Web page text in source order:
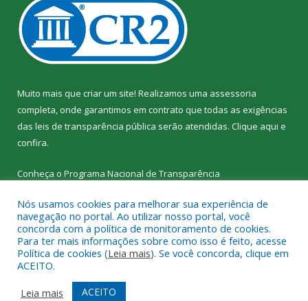
Muito mais que criar um site! Realizamos uma assessoria
completa, onde garantimos em contrato que todas as exigências
das leis de transparência pública serão atendidas. Clique aqui e
confira.
Conheça o Programa Nacional de Transparência
Todos os direitos reservados a SEMED – Secretaria Municipal de
Educação de Senador José Porfírio.
Mapa do Site
Acessar Área Administrativa
Nós usamos cookies para melhorar sua experiência de
navegação no portal. Ao utilizar nosso portal, você
concorda com a política de monitoramento de cookies.
Para ter mais informações sobre como isso é feito, acesse
Política de cookies (Leia mais). Se você concorda, clique em
ACEITO.
Leia mais
ACEITO